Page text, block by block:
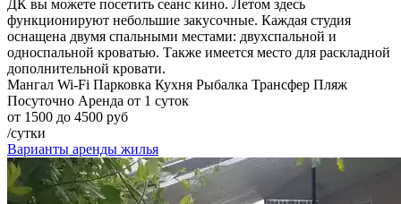
ДК вы можете посетить сеанс кино. Летом здесь
функционируют небольшие закусочные. Каждая студия
оснащена двумя спальными местами: двухспальной и
односпальной кроватью. Также имеется место для раскладной
дополнительной кровати.
Мангал Wi-Fi Парковка Кухня Рыбалка Трансфер Пляж
Посуточно Аренда от 1 суток
от 1500 до 4500 руб
/сутки
Варианты аренды жилья